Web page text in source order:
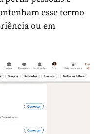
esse termo
ou em